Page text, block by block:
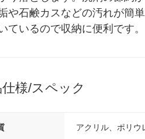
や石鹸カスなどの汚れが簡
ているので収納に便利です。
様/スペック
アクリル、ポリウ